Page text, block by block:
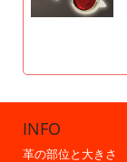
INFO
革の部位と大きさ